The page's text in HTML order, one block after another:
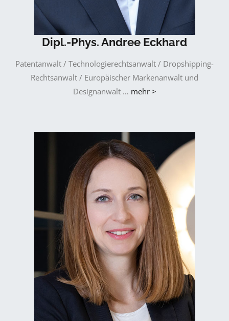
Dipl.-Phys. Andree Eckhard
Patentanwalt / Technologierechtsanwalt / Dropshipping-
Rechtsanwalt / Europäischer Markenanwalt und
Designanwalt … mehr >